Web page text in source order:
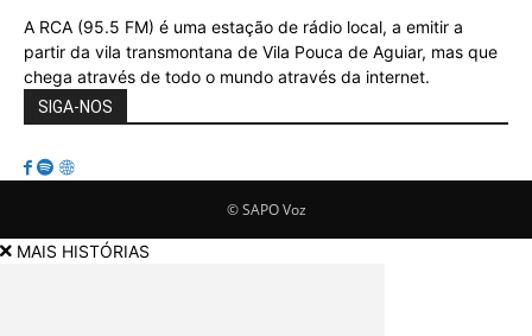
A RCA (95.5 FM) é uma estação de rádio local, a emitir a
partir da vila transmontana de Vila Pouca de Aguiar, mas que
chega através de todo o mundo através da internet.
SIGA-NOS
© SAPO Voz
MAIS HISTÓRIAS